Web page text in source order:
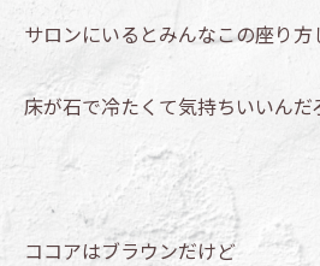
サロンにいるとみんなこの座り方
床が石で冷たくて気持ちいいんだ
ココアはブラウンだけど